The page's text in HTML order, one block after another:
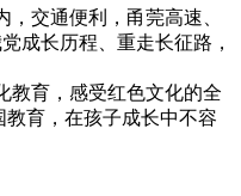
交通便利，甬莞高速、
成长历程、重走长征路，
教育，感受红色文化的全
育，在孩子成长中不容